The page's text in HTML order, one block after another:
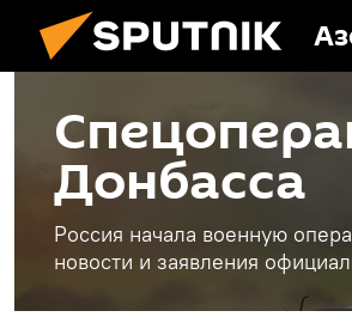
Донбасса
Россия начала военную
новости и заявления